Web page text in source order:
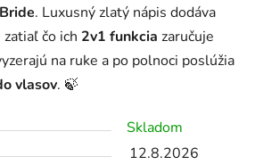
. Luxusný zlatý nápis dodáva
čo ich 2v1 funkcia zaručuje
na ruke a po polnoci poslúžia
vlasov. 🍃
Skladom
12.8.2026